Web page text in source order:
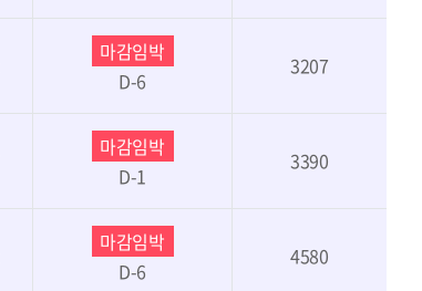
마감임박
D-6
3207
마감임박
D-1
3390
마감임박
D-6
4580